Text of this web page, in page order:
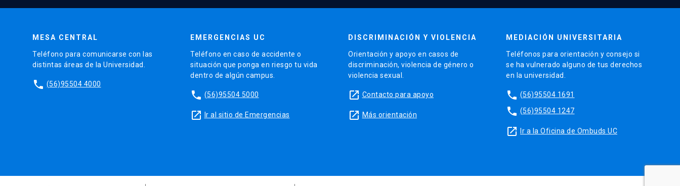
MESA CENTRAL
Teléfono para comunicarse con las
distintas áreas de la Universidad.
phone (56)95504 4000
EMERGENCIAS UC
Teléfono en caso de accidente o
situación que ponga en riesgo tu vida
dentro de algún campus.
phone (56)95504 5000
launch Ir al sitio de Emergencias
DISCRIMINACIÓN Y VIOLENCIA
Orientación y apoyo en casos de
discriminación, violencia de género o
violencia sexual.
launch Contacto para apoyo
launch Más orientación
MEDIACIÓN UNIVERSITARIA
Teléfonos para orientación y consejo si
se ha vulnerado alguno de tus derechos
en la universidad.
phone (56)95504 1691
phone (56)95504 1247
launch Ir a la Oficina de Ombuds UC